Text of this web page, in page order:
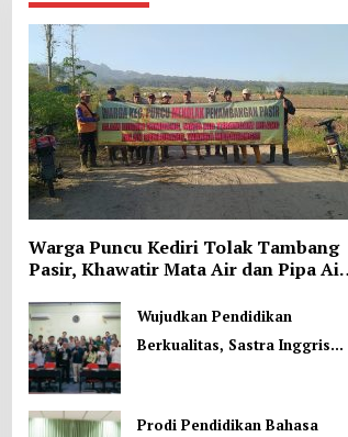
Warga Puncu Kediri Tolak Tambang
Pasir, Khawatir Mata Air dan Pipa Air
Wujudkan Pendidikan
Berkualitas, Sastra Inggris
Prodi Pendidikan Bahasa